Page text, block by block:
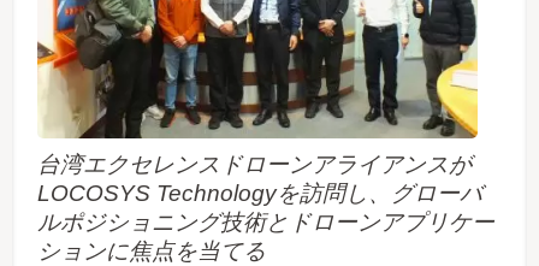
台湾エクセレンスドローンアライアンスが
LOCOSYS Technologyを訪問し、グローバ
ルポジショニング技術とドローンアプリケー
ションに焦点を当てる